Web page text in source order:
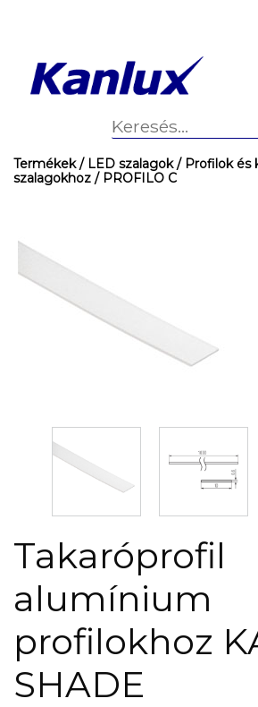
Termékek/ LED szalagok/ Profilok és
szalagokhoz / PROFILO C
Takaróprofil
alumínium
profilokhoz
SHADE